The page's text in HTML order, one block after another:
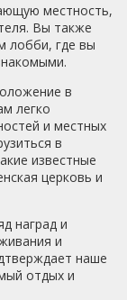
Босфор, а с
до нее -
10 до
отеля, то
рынка
очень
и рекламные
скорее,
так и
можно
- публичным
местность,
Вы также
лобби, где вы
в
легко
и местных
в
известные
церковь и
наград и
и
наше
отдых и